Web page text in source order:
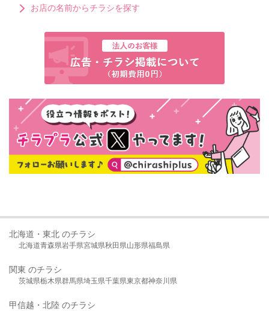
お店の名前からチラシを探す
北海道・東北 のチラシ
北海道青森県岩手県宮城県秋田県山形県福島県
関東 のチラシ
茨城県栃木県群馬県埼玉県千葉県東京都神奈川県
甲信越・北陸 のチラシ